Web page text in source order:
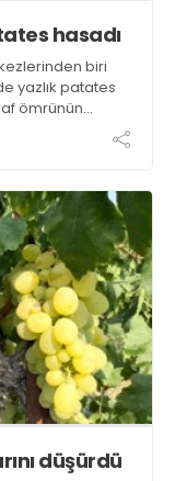
hasadı
biri
yazlık patates
ömrünün
tüketimde
belirtti
düşürdü